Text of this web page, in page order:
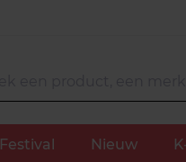
Festival Nieuw